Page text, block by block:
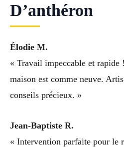
D’anthéron
Élodie M.
« Travail impeccable et rapide
maison est comme neuve.
conseils précieux. »
Jean-Baptiste R.
« Intervention parfaite pour le